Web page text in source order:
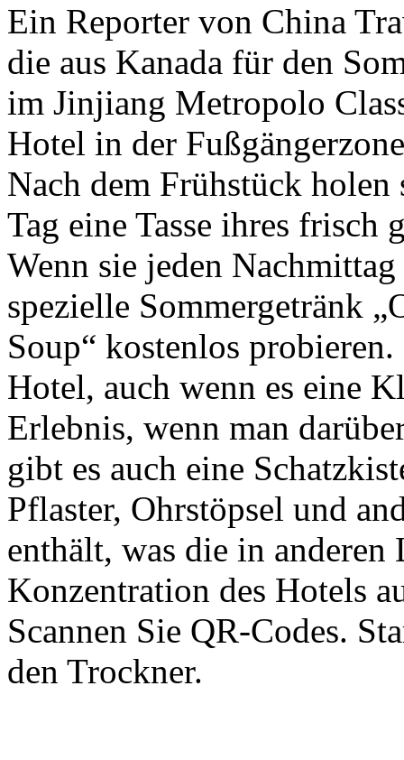
Ein Reporter von China
die aus Kanada für den
im Jinjiang Metropolo
Hotel in der
Nach dem Frühstück holen
Tag eine Tasse ihres frisch
Wenn sie jeden
spezielle Sommergetränk
Soup“ kostenlos
Hotel, auch wenn es eine
Erlebnis, wenn man
gibt es auch eine
Pflaster, Ohrstöpsel und
enthält, was die in anderen
Konzentration des Hotels
Scannen Sie QR-Codes.
den Trockner.